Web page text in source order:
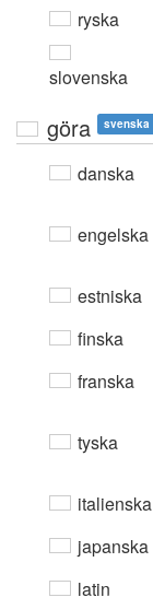
ryska
slovenska
göra svenska
danska
engelska
estniska
finska
franska
tyska
italienska
japanska
latin